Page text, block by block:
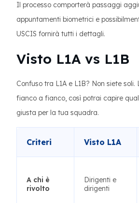
Il processo comporterà passaggi
appuntamenti biometrici e
USCIS fornirà tutti i dettagli.
Visto L1A vs L1B
Confuso tra L1A e L1B? Non siete
fianco a fianco, così potrai capire
giusta per la tua squadra.
Criteri Visto L1A
A chi è
rivolto
Dirigenti e
dirigenti